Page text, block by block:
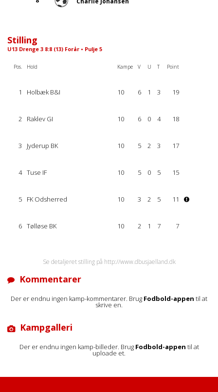
Stilling
U13 Drenge 3 8:8 (13) Forår • Pulje 5
Pos. Hold Kampe V U T Point
1 Holbæk B&I 10 6 1 3 19
2 Raklev GI 10 6 0 4 18
3 Jyderup BK 10 5 2 3 17
4 Tuse IF 10 5 0 5 15
5 FK Odsherred 10 3 2 5 11
6 Tølløse BK 10 2 1 7 7
Se detaljeret stilling på http://www.dbusjaelland.dk
Kommentarer
Der er endnu ingen kamp-kommentarer. Brug Fodbold-appen til at
skrive en.
Kampgalleri
Der er endnu ingen kamp-billeder. Brug Fodbold-appen til at
uploade et.